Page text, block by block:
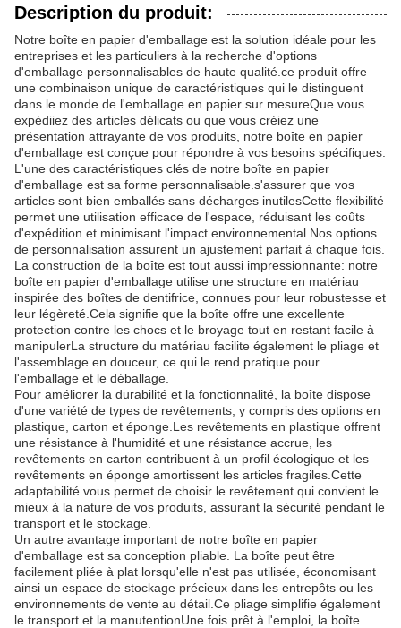
Description du produit:
Notre boîte en papier d'emballage est la solution idéale pour les
entreprises et les particuliers à la recherche d'options
d'emballage personnalisables de haute qualité.ce produit offre
une combinaison unique de caractéristiques qui le distinguent
dans le monde de l'emballage en papier sur mesureQue vous
expédiiez des articles délicats ou que vous créiez une
présentation attrayante de vos produits, notre boîte en papier
d'emballage est conçue pour répondre à vos besoins spécifiques.
L'une des caractéristiques clés de notre boîte en papier
d'emballage est sa forme personnalisable.s'assurer que vos
articles sont bien emballés sans décharges inutilesCette flexibilité
permet une utilisation efficace de l'espace, réduisant les coûts
d'expédition et minimisant l'impact environnemental.Nos options
de personnalisation assurent un ajustement parfait à chaque fois.
La construction de la boîte est tout aussi impressionnante: notre
boîte en papier d'emballage utilise une structure en matériau
inspirée des boîtes de dentifrice, connues pour leur robustesse et
leur légèreté.Cela signifie que la boîte offre une excellente
protection contre les chocs et le broyage tout en restant facile à
manipulerLa structure du matériau facilite également le pliage et
l'assemblage en douceur, ce qui le rend pratique pour
l'emballage et le déballage.
Pour améliorer la durabilité et la fonctionnalité, la boîte dispose
d'une variété de types de revêtements, y compris des options en
plastique, carton et éponge.Les revêtements en plastique offrent
une résistance à l'humidité et une résistance accrue, les
revêtements en carton contribuent à un profil écologique et les
revêtements en éponge amortissent les articles fragiles.Cette
adaptabilité vous permet de choisir le revêtement qui convient le
mieux à la nature de vos produits, assurant la sécurité pendant le
transport et le stockage.
Un autre avantage important de notre boîte en papier
d'emballage est sa conception pliable. La boîte peut être
facilement pliée à plat lorsqu'elle n'est pas utilisée, économisant
ainsi un espace de stockage précieux dans les entrepôts ou les
environnements de vente au détail.Ce pliage simplifie également
le transport et la manutentionUne fois prêt à l'emploi, la boîte